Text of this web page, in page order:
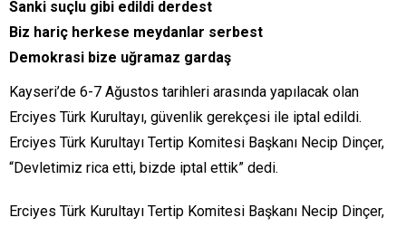
Sanki suçlu gibi edildi derdest
Biz hariç herkese meydanlar serbest
Demokrasi bize uğramaz gardaş
Kayseri’de 6-7 Ağustos tarihleri arasında yapılacak olan
Erciyes Türk Kurultayı, güvenlik gerekçesi ile iptal edildi.
Erciyes Türk Kurultayı Tertip Komitesi Başkanı Necip Dinçer,
“Devletimiz rica etti, bizde iptal ettik” dedi.
Erciyes Türk Kurultayı Tertip Komitesi Başkanı Necip Dinçer,